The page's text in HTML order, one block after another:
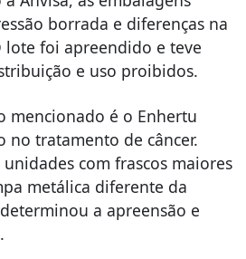
borrada e diferenças na
lote foi apreendido e teve
e uso proibidos.
mencionado é o Enhertu
no tratamento de câncer.
com frascos maiores
metálica diferente da
a apreensão e